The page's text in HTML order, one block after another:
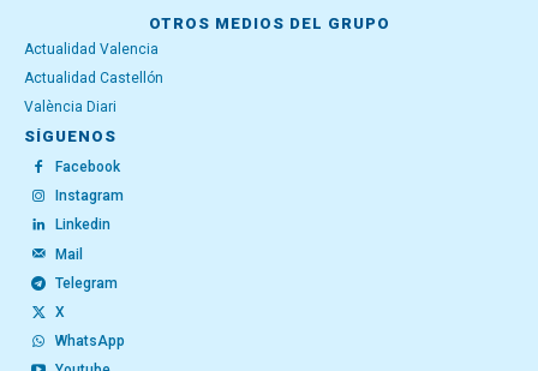
OTROS MEDIOS DEL GRUPO
Actualidad Valencia
Actualidad Castellón
València Diari
SÍGUENOS
Facebook
Instagram
Linkedin
Mail
Telegram
X
WhatsApp